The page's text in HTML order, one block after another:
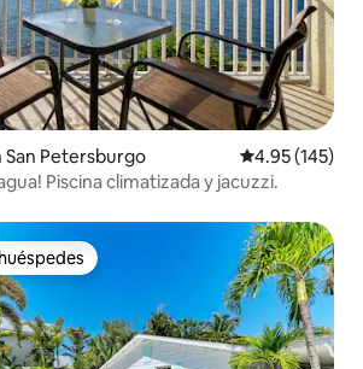
Petersburgo Calificación
4.95 (145)
Piscina climatizada y jacuzzi.
entre huéspedes